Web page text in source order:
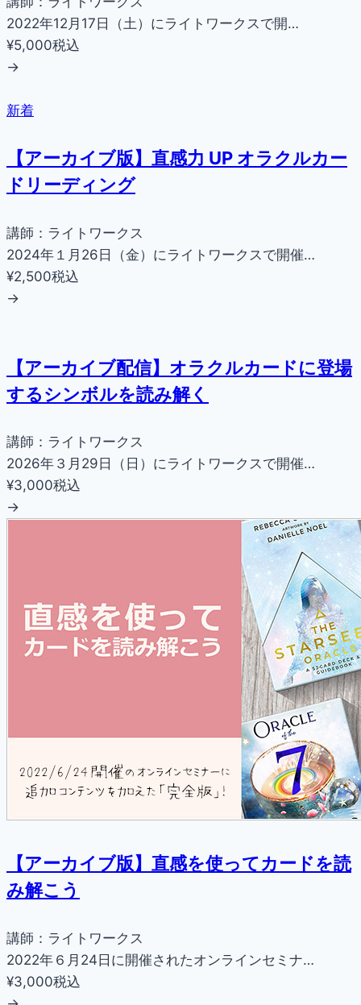
2022年12月17日（土）にライトワークスで開…
¥5,000税込
→
新着
【アーカイブ版】直感力 UP オラクルカー
ドリーディング
講師：ライトワークス
2024年１月26日（金）にライトワークスで開催…
¥2,500税込
→
【アーカイブ配信】オラクルカードに登場
するシンボルを読み解く
講師：ライトワークス
2026年３月29日（日）にライトワークスで開催…
¥3,000税込
→
【アーカイブ版】直感を使ってカードを読
み解こう
講師：ライトワークス
2022年６月24日に開催されたオンラインセミナ…
¥3,000税込